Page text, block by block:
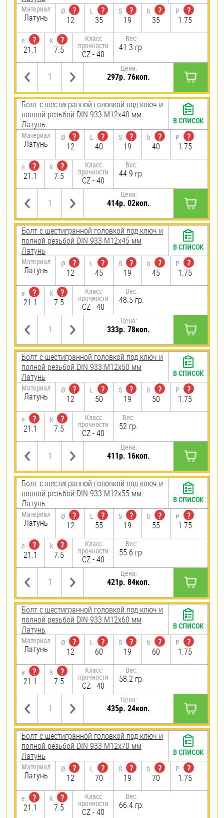
Материал
Латунь
Ø
?
12
L
?
35
S
?
19
b
?
35
P
?
1.75
e
?
21.1
k
?
7.5
Класс
прочности
CZ - 40
Вес:
41.3 гр.
Цена:
297р. 76коп.
Болт с шестигранной головкой под ключ и
полной резьбой DIN 933 М12х40 мм
Латунь
Материал
Латунь
Ø
?
12
L
?
40
S
?
19
b
?
40
P
?
1.75
e
?
21.1
k
?
7.5
Класс
прочности
CZ - 40
Вес:
44.9 гр.
Цена:
414р. 02коп.
В СПИСОК
Болт с шестигранной головкой под ключ и
полной резьбой DIN 933 М12х45 мм
Латунь
Материал
Латунь
Ø
?
12
L
?
45
S
?
19
b
?
45
P
?
1.75
e
?
21.1
k
?
7.5
Класс
прочности
CZ - 40
Вес:
48.5 гр.
Цена:
333р. 78коп.
В СПИСОК
Болт с шестигранной головкой под ключ и
полной резьбой DIN 933 М12х50 мм
Латунь
Материал
Латунь
Ø
?
12
L
?
50
S
?
19
b
?
50
P
?
1.75
e
?
21.1
k
?
7.5
Класс
прочности
CZ - 40
Вес:
52 гр.
Цена:
411р. 16коп.
В СПИСОК
Болт с шестигранной головкой под ключ и
полной резьбой DIN 933 М12х55 мм
Латунь
Материал
Латунь
Ø
?
12
L
?
55
S
?
19
b
?
55
P
?
1.75
e
?
21.1
k
?
7.5
Класс
прочности
CZ - 40
Вес:
55.6 гр.
Цена:
421р. 84коп.
В СПИСОК
Болт с шестигранной головкой под ключ и
полной резьбой DIN 933 М12х60 мм
Латунь
Материал
Латунь
Ø
?
12
L
?
60
S
?
19
b
?
60
P
?
1.75
e
?
21.1
k
?
7.5
Класс
прочности
CZ - 40
Вес:
58.2 гр.
Цена:
435р. 24коп.
В СПИСОК
Болт с шестигранной головкой под ключ и
полной резьбой DIN 933 М12х70 мм
Латунь
Материал
Латунь
Ø
?
12
L
?
70
S
?
19
b
?
70
P
?
1.75
e
?
21.1
k
?
7.5
Класс
прочности
CZ - 40
Вес:
66.4 гр.
В СПИСОК